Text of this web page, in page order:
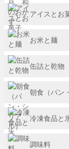
アイスとお
お米と麺
缶詰と乾物
朝食（パン
冷凍食品と
調味料